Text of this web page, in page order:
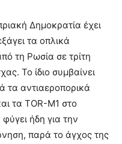
Δημοκρατία έχει
τα οπλικά
τη Ρωσία σε τρίτη
Το ίδιο συμβαίνει
τα αντιαεροπορικά
τα TOR-M1 στο
ήδη για την
παρά το άγχος της